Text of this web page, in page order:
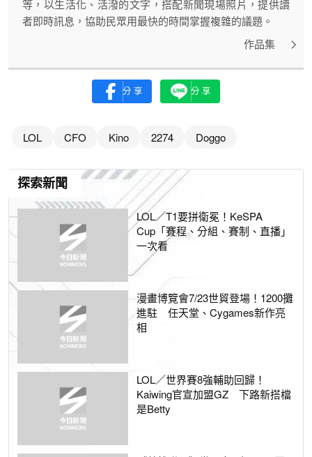
等，以生活化、活潑的文字，搭配新聞現場照片，提供讀
者即時訊息，協助民眾用最快的時間掌握複雜的議題。
作品集
分享 分享
LOL CFO Kino 2274 Doggo
探索新聞
LOL／T1要拼衛冕！KeSPA
Cup「賽程、分組、賽制、直播」
一次看
漫畫博覽會7/23世貿登場！1200攤
進駐 任天堂、Cygames新作亮
相
LOL／世界賽8強輔助回歸！
Kaiwing官宣加盟GZ 下路新搭檔
是Betty